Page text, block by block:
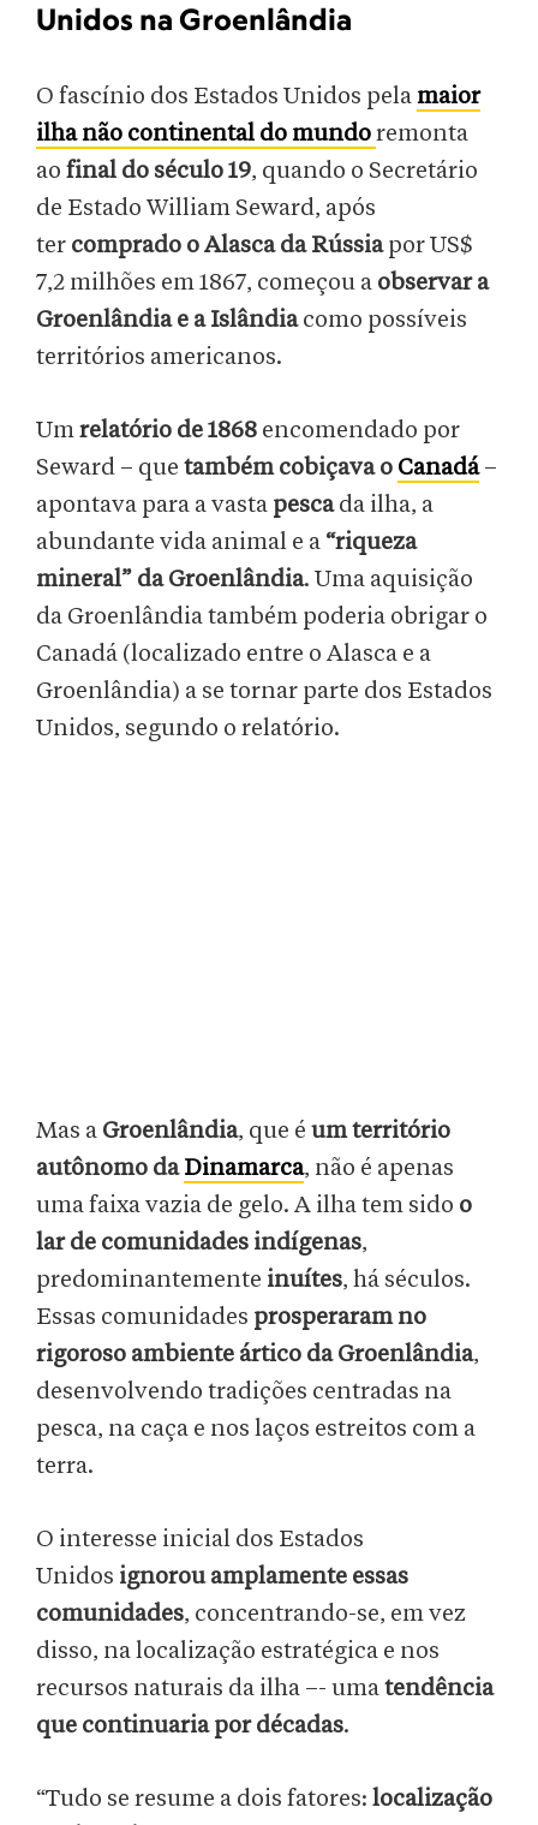
Unidos na Groenlândia
O fascínio dos Estados Unidos pela maior
ilha não continental do mundoremonta
ao final do século 19, quando o Secretário
de Estado William Seward, após
ter comprado o Alasca da Rússiapor US$
7,2 milhões em 1867, começou a observar a
Groenlândia e a Islândiacomo possíveis
territórios americanos.
Umrelatório de 1868 encomendado por
Seward – que também cobiçava o Canadá–
apontava para a vasta pescada ilha, a
abundante vida animal e a “riqueza
mineral” da Groenlândia. Uma aquisição
da Groenlândia também poderia obrigar o
Canadá (localizado entre o Alasca e a
Groenlândia) a se tornar parte dos Estados
Unidos, segundo o relatório.
Mas a Groenlândia, que é um território
autônomo daDinamarca, não é apenas
uma faixa vazia de gelo. A ilha tem sido o
lar de comunidades indígenas,
predominantemente inuítes, há séculos.
Essas comunidades prosperaram no
rigoroso ambiente ártico da Groenlândia,
desenvolvendo tradições centradas na
pesca, na caça e nos laços estreitos com a
terra.
O interesse inicial dos Estados
Unidos ignorou amplamente essas
comunidades, concentrando-se, em vez
disso, na localização estratégica e nos
recursos naturais da ilha –- umatendência
que continuaria por décadas.
“Tudo se resume a dois fatores: localização